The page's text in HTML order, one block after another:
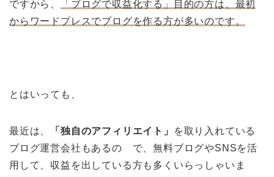
ですから、
「ブログで収益化する」目的の方は、最初
からワードプレスでブログを作る方が多いのです。
とはいっても、
最近は、 「独自のアフィリエイト」
を取り入れている
ブログ運営会社もあるの で、無料ブログやSNSを活
用して、収益を出している方も多くいらっしゃいま